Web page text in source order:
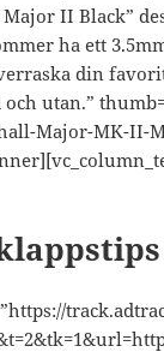
II Black”
ha ett
din
utan.”
Major-MK-II-